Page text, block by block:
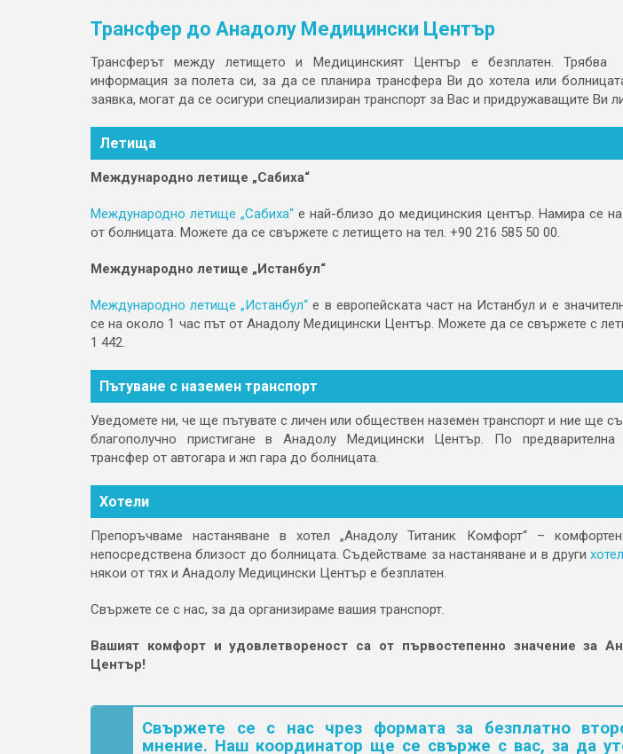
Трансфер до Анадолу Медицински Център
Трансферът между летището и Медицинският Център е безплатен. Трябва
информация за полета си, за да се планира трансфера Ви до хотела или
заявка, могат да се осигури специализиран транспорт за Вас и придружаващите Ви
Летища
Международно летище „Сабиха“
Международно летище „Сабиха“ е най-близо до медицинския център. Намира се
от болницата. Можете да се свържете с летището на тел. +90 216 585 50 00.
Международно летище „Истанбул“
Международно летище „Истанбул“ е в европейската част на Истанбул и е
се на около 1 час път от Анадолу Медицински Център. Можете да се свържете с
1 442.
Пътуване с наземен транспорт
Уведомете ни, че ще пътувате с личен или обществен наземен транспорт и ние ще
благополучно пристигане в Анадолу Медицински Център. По предварителна
трансфер от автогара и жп гара до болницата.
Хотели
Препоръчваме настаняване в хотел „Анадолу Титаник Комфорт“ –
непосредствена близост до болницата. Съдействаме за настаняване и в други
някои от тях и Анадолу Медицински Център е безплатен.
Свържете се с нас, за да организираме вашия транспорт.
Вашият комфорт и удовлетвореност са от първостепенно значение за
Център!
Свържете се с нас чрез формата за безплатно
мнение. Наш координатор ще се свърже с вас, за да